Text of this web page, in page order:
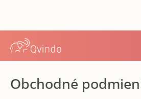
Obchodné
š
k Č
p